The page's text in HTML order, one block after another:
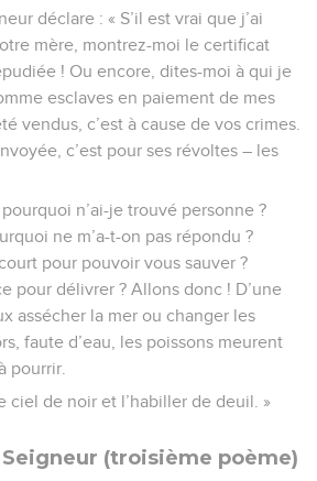
déclare : « S’il est vrai que j’ai
mère, montrez-moi le certificat
! Ou encore, dites-moi à qui je
esclaves en paiement de mes
vendus, c’est à cause de vos crimes.
c’est pour ses révoltes – les
n’ai-je trouvé personne ?
ne m’a-t-on pas répondu ?
pour pouvoir vous sauver ?
pour délivrer ? Allons donc ! D’une
assécher la mer ou changer les
faute d’eau, les poissons meurent
pourrir.
ciel de noir et l’habiller de deuil. »
(troisième poème)